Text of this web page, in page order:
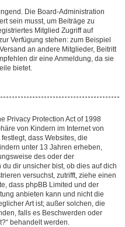
Die Board-Administration
sein musst, um Beiträge zu
Mitglied Zugriff auf
Verfügung stehen: zum Beispiel
an andere Mitglieder, Beitritt
dir eine Anmeldung, da sie
bietet.
Privacy Protection Act of 1998
von Kindern im Internet von
dass Websites, die
unter 13 Jahren erheben,
des oder der
dir unsicher bist, ob dies auf dich
versuchst, zutrifft, ziehe einen
dass phpBB Limited und der
anbieten kann und nicht die
Art ist; außer solchen, die
falls es Beschwerden oder
behandelt werden.